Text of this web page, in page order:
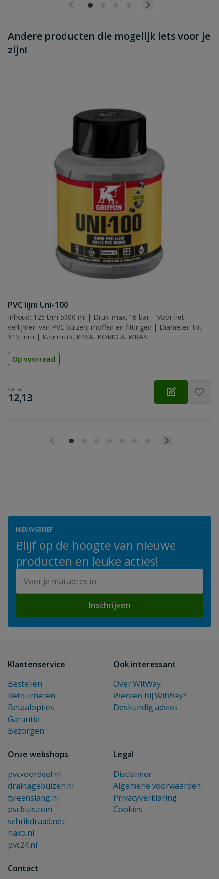
Andere producten die mogelijk iets voor je
zijn!
PVC lijm Uni-100
Inhoud: 125 t/m 5000 ml | Druk: max. 16 bar | Voor het
verlijmen van PVC buizen, moffen en fittingen | Diameter: tot
315 mm | Keurmerk: KIWA, KOMO & WRAS
Op voorraad
vanaf
€
12,13
NIEUWSBRIEF
Blijf op de hoogte van nieuwe
producten en leuke acties!
Inschrijven
Klantenservice
Bestellen
Retourneren
Betaalopties
Garantie
Bezorgen
Ook interessant
Over WitWay
Werken bij WitWay?
Deskundig advies
Onze webshops
pvcvoordeel.nl
drainagebuizen.nl
tyleenslang.nl
pvcbuis.com
schrikdraad.net
haxo.nl
pvc24.nl
Legal
Disclaimer
Algemene voorwaarden
Privacyverklaring
Cookies
Contact